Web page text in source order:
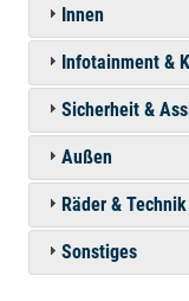
Innen
Infotainment &
Sicherheit &
Außen
Räder & Technik
Sonstiges